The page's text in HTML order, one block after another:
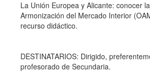
La Unión Europea y Alicante: conocer
Armonización del Mercado Interior
recurso didáctico.
DESTINATARIOS: Dirigido,
profesorado de Secundaria.